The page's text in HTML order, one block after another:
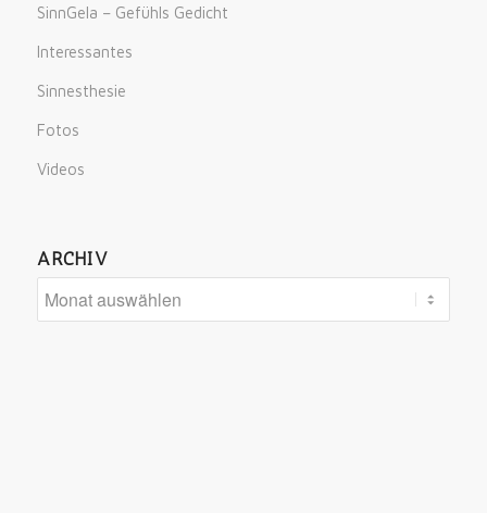
SinnGela – Gefühls Gedicht
Interessantes
Sinnesthesie
Fotos
Videos
ARCHIV